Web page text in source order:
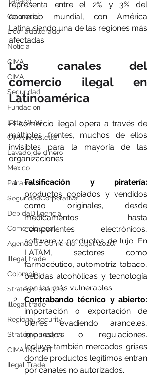
Colombia
Licor adulterado
Noticia
CIMA
CIMA
Seguridad
Fundacion
Lista OFAC
CIMA newsletter
Lavado de dinero
Mexico
Panamá
SeguridadCorporativa
DebidaDiligencia
ComercioIlegal
Agenda de Comercio Ilegal (2026)
Illegal trade
Colombia
Strategic analysis
Illegal trade
Regional security
Strategic analysis
CIMA INSIGHT
Ilegal Trade
representa entre el 2% y 3% del
comercio mundial, con América
Latina siendo una de las regiones más
afectadas.
Los canales del
comercio ilegal en
Latinoamérica
El comercio ilegal opera a través de
múltiples frentes, muchos de ellos
invisibles para la mayoría de las
organizaciones:
Falsificación y piratería:
productos copiados y vendidos
como originales, desde
medicamentos hasta
componentes electrónicos,
software y productos de lujo. En
LATAM, sectores como
farmacéutico, automotriz, tabaco,
bebidas alcohólicas y tecnología
son los más vulnerables.
Contrabando técnico y abierto:
importación o exportación de
bienes evadiendo aranceles,
impuestos o regulaciones.
Incluye también mercados grises
donde productos legítimos entran
por canales no autorizados.